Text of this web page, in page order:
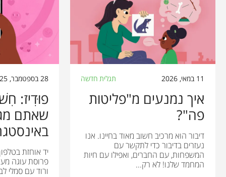
11 במאי, 2026 תגלית חדשה
איך נמנעים מ"פליטות
פה"?
דיבור הוא מרכיב חשוב מאוד בחיינו. אנו
נעזרים בדיבור כדי לתקשר עם
המשפחות, עם החברים, ואפילו עם חיות
המחמד שלנו! לא רק...
28 בספטמבר, 2025
פוּדִיז:
שאתם
יד אוחזת
פרוסת עוגה
ורוד עם סמלי